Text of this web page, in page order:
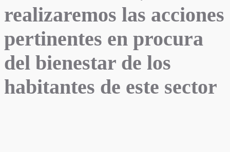
realizaremos las acciones
pertinentes en procura
del bienestar de los
habitantes de este sector